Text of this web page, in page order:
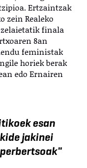
Ertzaintzak
zein Realeko
finala
8an
feministak
horiek berak
edo Ernairen
esan
jakinei